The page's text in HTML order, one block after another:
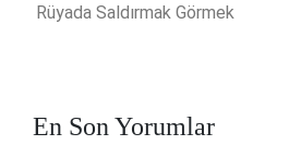
Rüyada Saldırmak Görmek
En Son Yorumlar